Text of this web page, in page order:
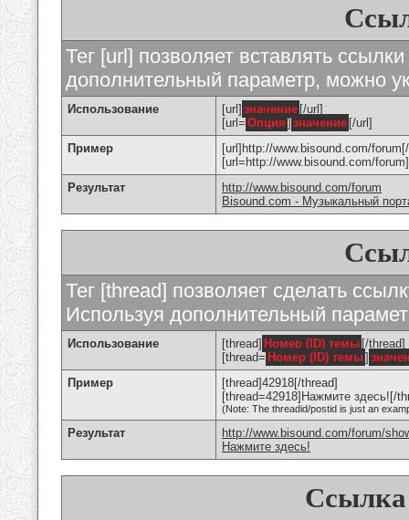
Тег [url] позволяет вставлять
дополнительный параметр, можно
Использование [url] значение [/url]
[url= Опция ] значение [/url]
Пример
[url]http://www.bisound.com/
[url=http://www.bisound.com/
Результат
http://www.bisound.com/forum
Bisound.com - Музыкальный
Тег [thread] позволяет сделать
Используя дополнительный
Использование [thread] Номер (ID) темы [/thread]
[thread= Номер (ID) темы]
Пример
[thread]42918[/thread]
[thread=42918]Нажмите здесь![/
(Note: The threadid/postid is just an
Результат
http://www.bisound.com/forum/
Нажмите здесь!
Ссылка